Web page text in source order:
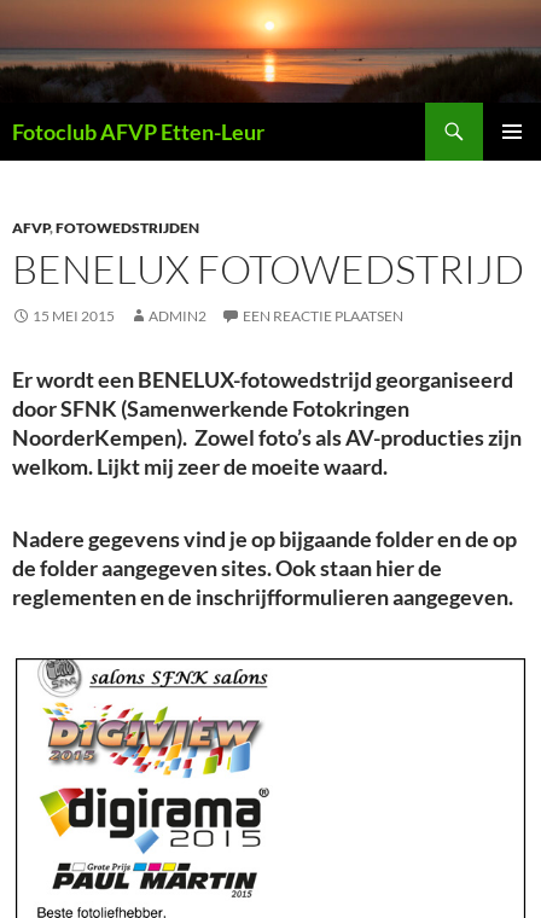
naar
de
inhoud
Fotoclub AFVP Etten-Leur
AFVP,FOTOWEDSTRIJDEN
BENELUX FOTOWEDSTRIJD
15 MEI 2015 ADMIN2 EEN REACTIE PLAATSEN
Er wordt een BENELUX-fotowedstrijd georganiseerd
door SFNK (Samenwerkende Fotokringen
NoorderKempen). Zowel foto’s als AV-producties zijn
welkom. Lijkt mij zeer de moeite waard.
Nadere gegevens vind je op bijgaande folder en de op
de folder aangegeven sites. Ook staan hier de
reglementen en de inschrijfformulieren aangegeven.